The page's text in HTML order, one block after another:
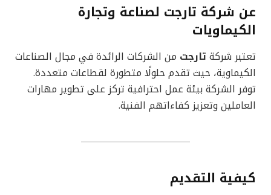
عن شركة تارجت لصناعة وتجارة
الكيماويات
تعتبر شركة تارجت من الشركات الرائدة في مجال الصناعات
الكيماوية، حيث تقدم حلولًا متطورة لقطاعات متعددة.
توفر الشركة بيئة عمل احترافية تركز على تطوير مهارات
العاملين وتعزيز كفاءاتهم الفنية.
كيفية التقديم